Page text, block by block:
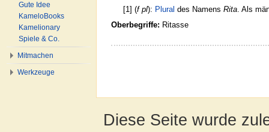
[1] (f pl): Plural des NamensRita. Als
Oberbegriffe: Ritasse
Gute Idee
KameloBooks
Kamelionary
Spiele & Co.
Mitmachen
Werkzeuge
Diese Seite wurde